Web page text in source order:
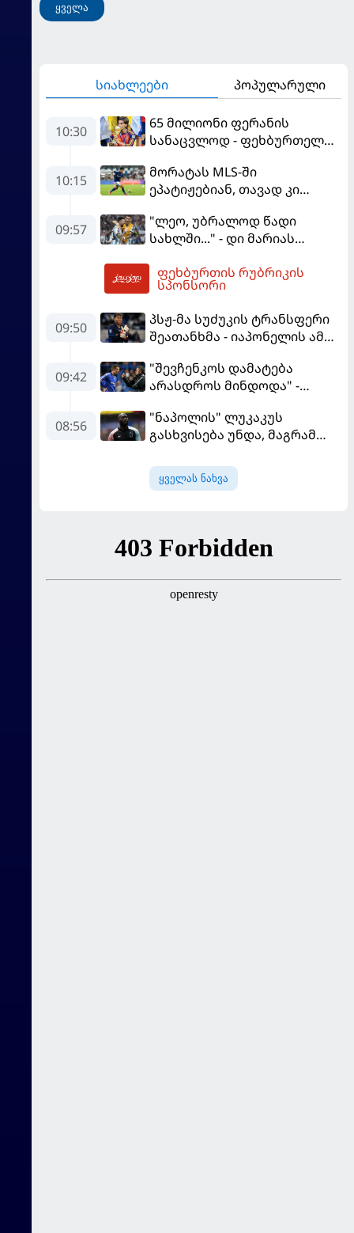
ყველა
სიახლეები პოპულარული
10:30
65 მილიონი ფერანის
სანაცვლოდ - ფეხბურთელს
სოლიდური თანხის მიღებას
გეგმავს
10:15
მორატას MLS-ში
ეპატიჟებიან, თავად კი
გადაწყვეტილებას ელის
09:57
"ლეო, უბრალოდ წადი
სახლში..." - დი მარიას
ფეხბურთის რუბრიკის
სპონსორი
09:50
პსჟ-მა სუძუკის ტრანსფერი
შეათანხმა - იაპონელის ამ
შევალიეს
გადაწყვეტილებაზე გადის
09:42
"შევჩენკოს დამატება
არასდროს მინდოდა" -
ტრანსფერი გაიხსენა
08:56
"ნაპოლის" ლუკაკუს
გასხვისება უნდა, მაგრამ
უთანხმდება
ყველას ნახვა